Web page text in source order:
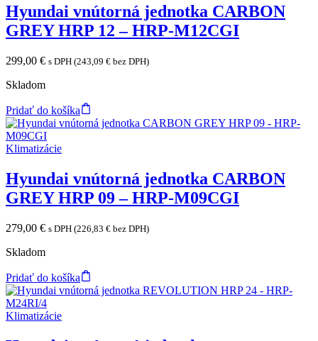
Hyundai vnútorná jednotka CARBON
GREY HRP 12 – HRP-M12CGI
299,00 € s DPH (243,09 € bez DPH)
Skladom
Pridať do košíka
Klimatizácie
Hyundai vnútorná jednotka CARBON
GREY HRP 09 – HRP-M09CGI
279,00 € s DPH (226,83 € bez DPH)
Skladom
Pridať do košíka
Klimatizácie